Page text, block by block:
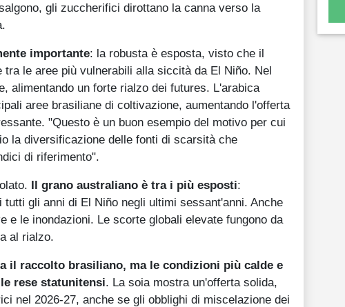
gli zuccherifici dirottano la canna verso la
importante: la robusta è esposta, visto che il
le aree più vulnerabili alla siccità da El Niño. Nel
alimentando un forte rialzo dei futures. L'arabica
aree brasiliane di coltivazione, aumentando l'offerta
"Questo è un buon esempio del motivo per cui
la diversificazione delle fonti di scarsità che
di riferimento".
Il grano australiano è tra i più esposti:
gli anni di El Niño negli ultimi sessant'anni. Anche
e le inondazioni. Le scorte globali elevate fungono da
al rialzo.
il raccolto brasiliano, ma le condizioni più calde e
rese statunitensi. La soia mostra un'offerta solida,
nel 2026-27, anche se gli obblighi di miscelazione dei